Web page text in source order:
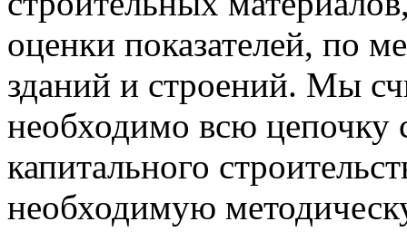
оценки показателей, по
зданий и строений. Мы
необходимо всю цепочку
капитального
необходимую